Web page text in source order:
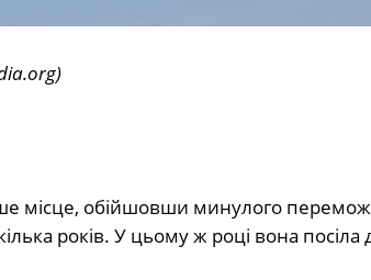
місце, обійшовши минулого
років. У цьому ж році вона посіла